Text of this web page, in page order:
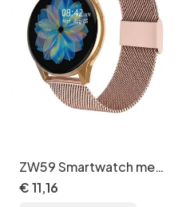
ZW59 Smartwatch met
bel- en muziekspeler -
Roestvrij staal +
€11,16